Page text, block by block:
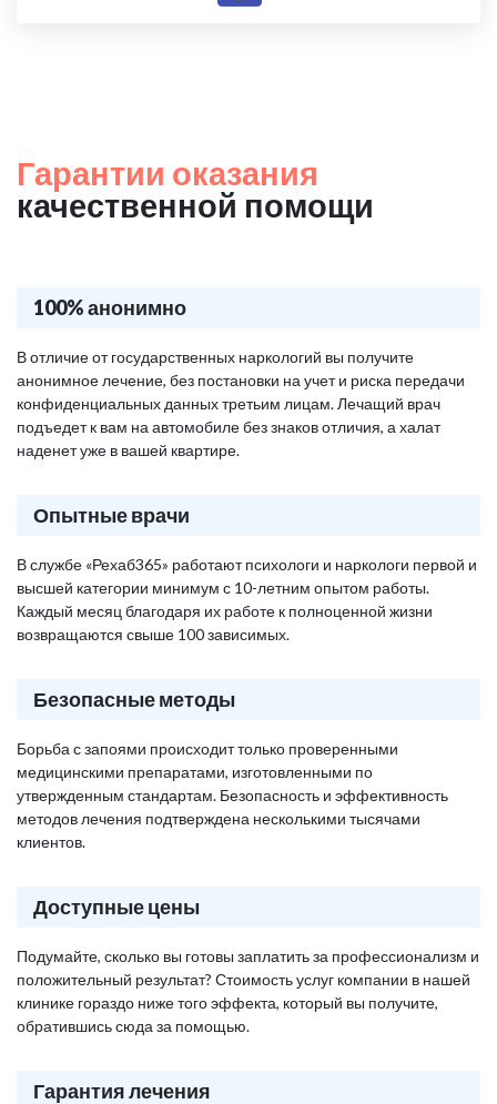
Гарантии оказания
качественной помощи
100% анонимно
В отличие от государственных наркологий вы получите
анонимное лечение, без постановки на учет и риска передачи
конфиденциальных данных третьим лицам. Лечащий врач
подъедет к вам на автомобиле без знаков отличия, а халат
наденет уже в вашей квартире.
Опытные врачи
В службе «Рехаб365» работают психологи и наркологи первой и
высшей категории минимум с 10-летним опытом работы.
Каждый месяц благодаря их работе к полноценной жизни
возвращаются свыше 100 зависимых.
Безопасные методы
Борьба с запоями происходит только проверенными
медицинскими препаратами, изготовленными по
утвержденным стандартам. Безопасность и эффективность
методов лечения подтверждена несколькими тысячами
клиентов.
Доступные цены
Подумайте, сколько вы готовы заплатить за профессионализм и
положительный результат? Стоимость услуг компании в нашей
клинике гораздо ниже того эффекта, который вы получите,
обратившись сюда за помощью.
Гарантия лечения